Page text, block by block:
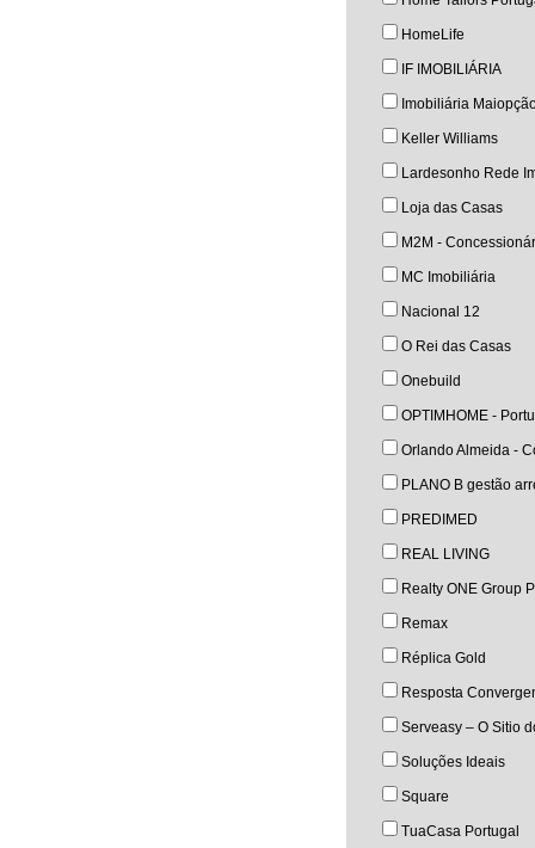
HomeLife
IF IMOBILIÁRIA
Imobiliária
Keller Williams
Lardesonho Rede
Loja das Casas
M2M -
MC Imobiliária
Nacional 12
O Rei das Casas
Onebuild
OPTIMHOME -
Orlando Almeida -
PLANO B gestão
PREDIMED
REAL LIVING
Realty ONE Group
Remax
Réplica Gold
Resposta
Serveasy – O Sitio
Soluções Ideais
Square
TuaCasa Portugal